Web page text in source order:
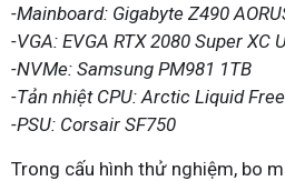
-Mainboard: Gigabyte Z490
-VGA: EVGA RTX 2080 Super XC
-NVMe: Samsung PM981 1TB
-Tản nhiệt CPU: Arctic Liquid
-PSU: Corsair SF750
Trong cấu hình thử nghiệm, bo